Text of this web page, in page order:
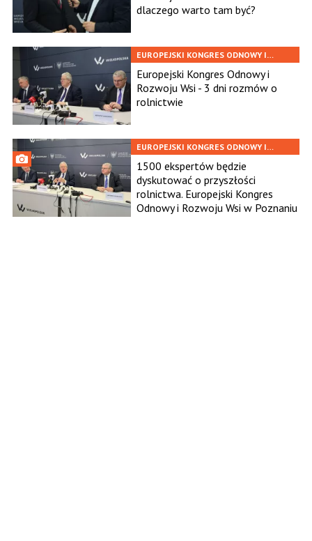
dlaczego warto tam być?
EUROPEJSKI KONGRES ODNOWY I
ROZWOJU WSI W POZNANIU
Europejski Kongres Odnowy i
Rozwoju Wsi - 3 dni rozmów o
rolnictwie
EUROPEJSKI KONGRES ODNOWY I
ROZWOJU WSI
1500 ekspertów będzie
dyskutować o przyszłości
rolnictwa. Europejski Kongres
Odnowy i Rozwoju Wsi w Poznaniu